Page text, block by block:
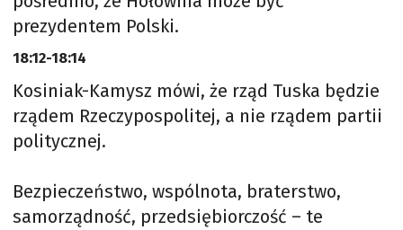
prezydentem Polski.
18:12-18:14
Kosiniak-Kamysz mówi, że rząd Tuska będzie
rządem Rzeczypospolitej, a nie rządem partii
politycznej.
Bezpieczeństwo, wspólnota, braterstwo,
samorządność, przedsiębiorczość – te